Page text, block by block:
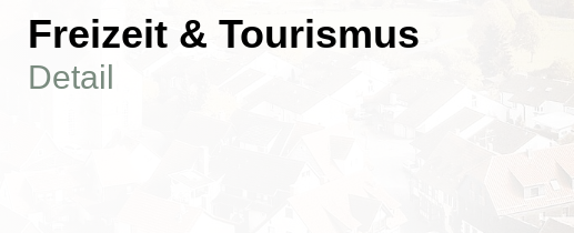
Freizeit & Tourismus
Detail